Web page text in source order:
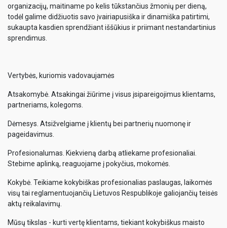
organizacijų, maitiname po kelis tūkstančius žmonių per dieną,
todėl galime didžiuotis savo įvairiapusiška ir dinamiška patirtimi,
sukaupta kasdien sprendžiant iššūkius ir priimant nestandartinius
sprendimus.
Vertybės, kuriomis vadovaujamės
Atsakomybė. Atsakingai žiūrime į visus įsipareigojimus klientams,
partneriams, kolegoms.
Dėmesys. Atsižvelgiame į klientų bei partnerių nuomonę ir
pageidavimus.
Profesionalumas. Kiekvieną darbą atliekame profesionaliai.
Stebime aplinką, reaguojame į pokyčius, mokomės.
Kokybė. Teikiame kokybiškas profesionalias paslaugas, laikomės
visų tai reglamentuojančių Lietuvos Respublikoje galiojančių teisės
aktų reikalavimų.
Mūsų tikslas - kurti vertę klientams, tiekiant kokybiškus maisto